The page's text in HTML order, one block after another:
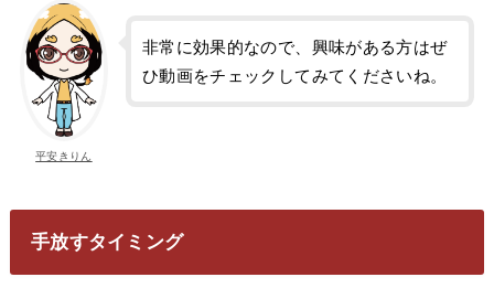
平安きりん
非常に効果的なので、興味がある方はぜ
ひ動画をチェックしてみてくださいね。
手放すタイミング